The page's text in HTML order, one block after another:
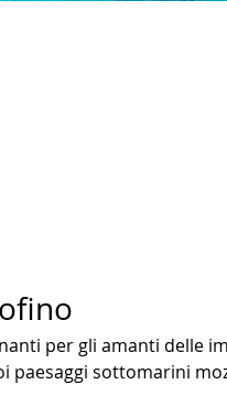
per gli amanti delle
paesaggi sottomarini